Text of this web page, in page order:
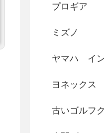
プロギア
ミズノ
ヤマハ イ
ヨネックス
古いゴルフ